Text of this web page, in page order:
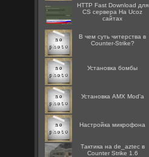
HTTP Fast Download для
CS сервера На Ucoz
сайтах
В чем суть читерства в
Counter-Strike?
Установка бомбы
Установка AMX Mod'a
Настройка микрофона
Тактика на de_aztec в
Counter Strike 1.6